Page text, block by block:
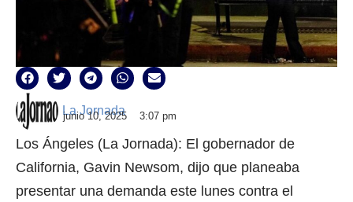
La Jornada
junio 10, 2025 3:07 pm
Los Ángeles (La Jornada): El gobernador de
California, Gavin Newsom, dijo que planeaba
presentar una demanda este lunes contra el